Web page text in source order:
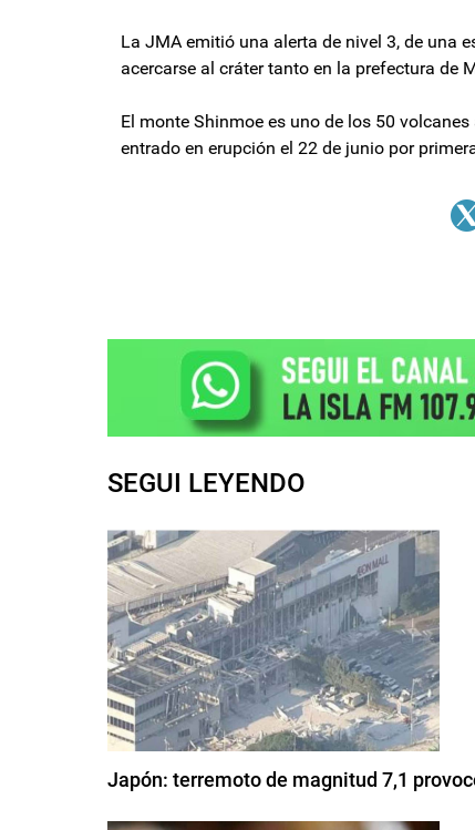
La JMA emitió una alerta de nivel 3, de una
acercarse al cráter tanto en la prefectura de
El monte Shinmoe es uno de los 50
entrado en erupción el 22 de junio por
SEGUI LEYENDO
Japón: terremoto de magnitud 7,1